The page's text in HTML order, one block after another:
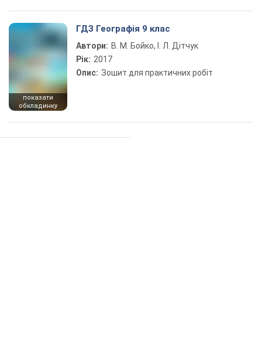
показати
обкладинку
ГДЗ Географія 9 клас
Автори: В. М. Бойко, І. Л. Дітчук
Рік: 2017
Опис: Зошит для практичних робіт